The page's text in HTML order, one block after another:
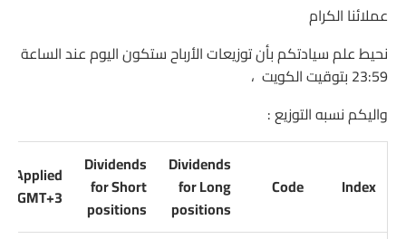
عملائنا الكرام
نحيط علم سيادتكم بأن توزيعات الأرباح ستكون اليوم عند الساعة
23:59 بتوقيت الكويت ،
واليكم نسبه التوزيع :
Index
Code
Dividends
for Long
positions
Dividends
for Short
positions
Applied
GMT+3